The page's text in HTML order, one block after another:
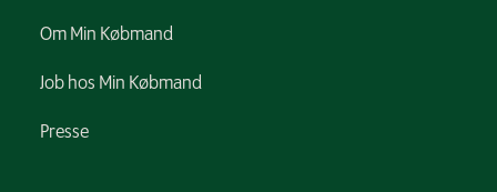
Om Min Købmand
Job hos Min Købmand
Presse